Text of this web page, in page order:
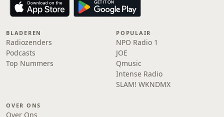
BLADEREN
Radiozenders
Podcasts
Top Nummers
POPULAIR
NPO Radio 1
JOE
Qmusic
Intense Radio
SLAM! WKNDMX
OVER ONS
Over Ons